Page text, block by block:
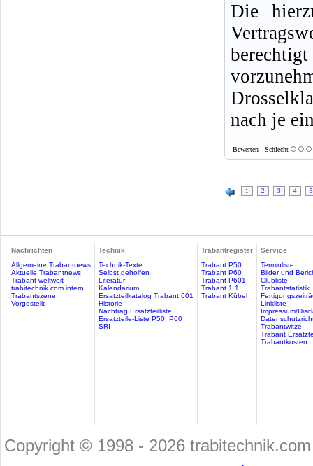
Die
nach je
Bewerten - Schlecht
1 2 3 4 5
Nachrichten
Allgemeine Trabantnews
Aktuelle Trabantnews
Trabant weltweit
trabitechnik.com intern
Trabantszene
Vorgestellt
Technik
Technik-Texte
Selbst geholfen
Literatur
Kalendarium
Ersatzteilkatalog Trabant 601
Historie
Nachtrag Ersatzteilliste
Ersatzteile-Liste P50, P60
SRI
Trabantregister
Trabant P50
Trabant P60
Trabant P601
Trabant 1.1
Trabant Kübel
Service
Terminliste
Bilder und
Clubliste
Trabantstatistik
Linkliste
Impressum/
Trabantwitze
Trabant
Trabantkosten
Copyright © 1998 - 2026